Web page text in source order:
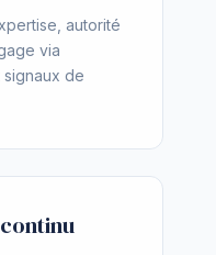
autorité
via
de